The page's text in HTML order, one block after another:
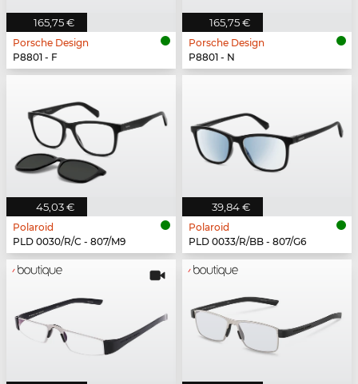
165,75 €
Porsche Design
P8801 - F
165,75 €
Porsche Design
P8801 - N
45,03 €
Polaroid
PLD 0030/R/C - 807/M9
39,84 €
Polaroid
PLD 0033/R/BB - 807/G6